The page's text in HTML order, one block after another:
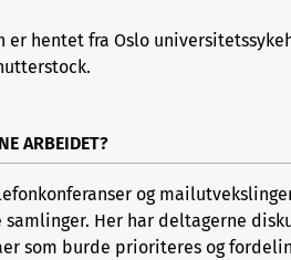
hentet fra Oslo
ARBEIDET?
og
Her har deltagerne
som burde prioriteres og